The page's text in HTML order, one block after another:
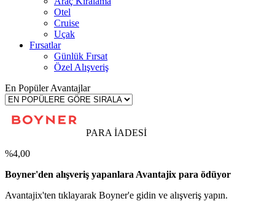
Otel
Cruise
Uçak
Fırsatlar
Günlük Fırsat
Özel Alışveriş
En Popüler Avantajlar
PARA İADESİ
%4,00
Boyner'den alışveriş yapanlara Avantajix para ödüyor
Avantajix'ten tıklayarak Boyner'e gidin ve alışveriş yapın.